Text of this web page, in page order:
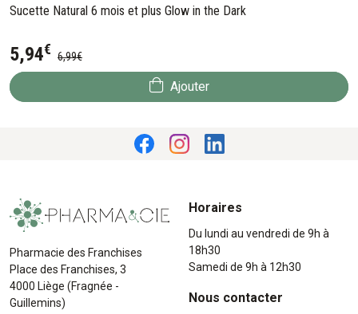
Sucette Natural 6 mois et plus Glow in the Dark
5,94€ 6,99€
Ajouter
Pharmacie des Franchises
Place des Franchises, 3
4000 Liège (Fragnée -
Guillemins)
Horaires
Du lundi au vendredi de 9h à
18h30
Samedi de 9h à 12h30
Nous contacter